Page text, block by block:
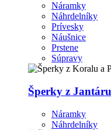
Náramky
Náhrdelníky
Prívesky
Náušnice
Prstene
Súpravy
Šperky z Jantáru
Náramky
Náhrdelníky